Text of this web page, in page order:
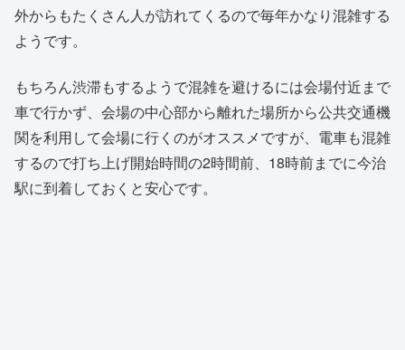
外からもたくさん人が訪れてくるので毎年かなり混雑する
ようです。
もちろん渋滞もするようで混雑を避けるには会場付近まで
車で行かず、会場の中心部から離れた場所から公共交通機
関を利用して会場に行くのがオススメですが、電車も混雑
するので打ち上げ開始時間の2時間前、18時前までに今治
駅に到着しておくと安心です。